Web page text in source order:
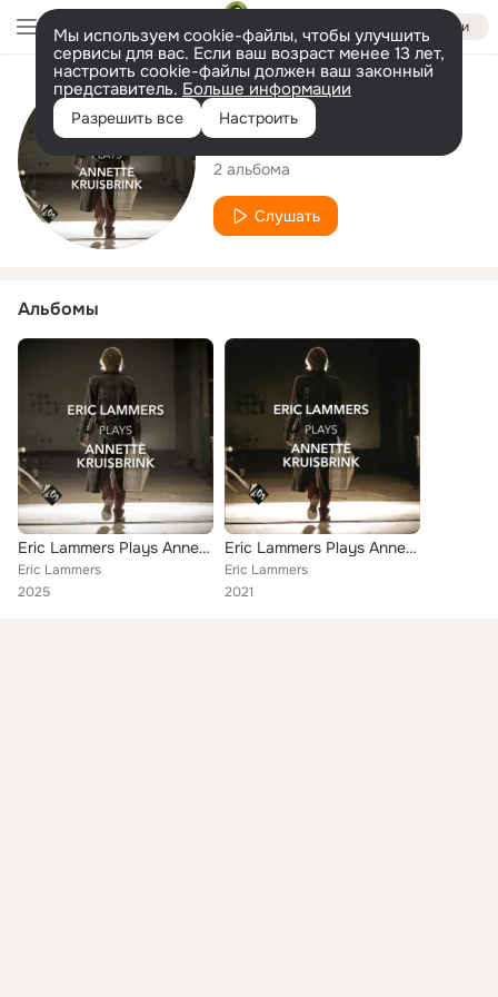
Войти
Мы используем cookie-файлы, чтобы улучшить
сервисы для вас. Если ваш возраст менее 13 лет,
настроить cookie-файлы должен ваш законный
представитель. Больше информации
Разрешить все Настроить
Исполнитель
Eric Lammers
2 альбома
Слушать
Альбомы
Eric Lammers Plays Annette Kruisbrink
Eric Lammers
2025
Eric Lammers Plays Annette Kruisbrink
Eric Lammers
2021